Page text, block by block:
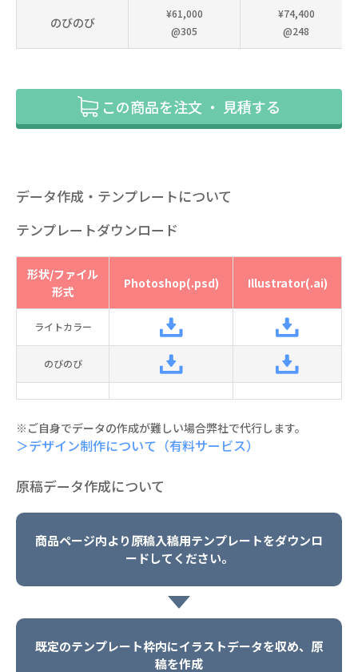
のびのび
¥61,000
@305
¥74,400
@248
この商品を注文 ・ 見積する
データ作成・テンプレートについて
テンプレートダウンロード
形状/ファイル
形式
Photoshop(.psd) Illustrator(.ai)
ライトカラー
のびのび
※ご自身でデータの作成が難しい場合弊社で代行します。
＞デザイン制作について（有料サービス）
原稿データ作成について
商品ページ内より原稿入稿用テンプレートをダウンロ
ードしてください。
既定のテンプレート枠内にイラストデータを収め、原
稿を作成